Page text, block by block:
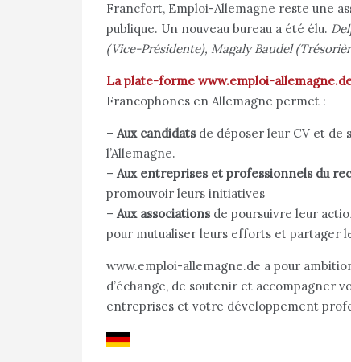
Francfort, Emploi-Allemagne reste une
publique. Un nouveau bureau a été élu.
(Vice-Présidente), Magaly Baudel
La plate-forme www.emploi-
Francophones en Allemagne permet :
– Aux candidats de déposer leur CV et de
l’Allemagne.
– Aux entreprises et professionnels du
promouvoir leurs initiatives
– Aux associations de poursuivre leur
pour mutualiser leurs efforts et partager
www.emploi-allemagne.de a pour
d’échange, de soutenir et accompagner
entreprises et votre développement